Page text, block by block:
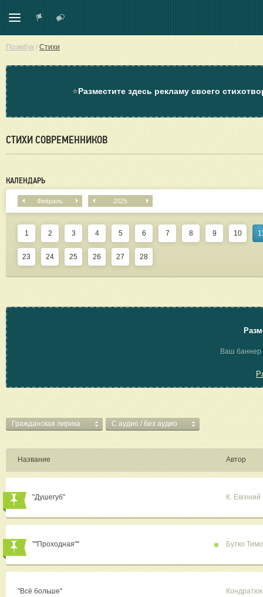
Поэмбук / Стихи
⭐Разместите здесь рекламу своего
СТИХИ СОВРЕМЕННИКОВ
КАЛЕНДАРЬ
Февраль 2025
1 2 3 4 5 6 7 8 9 10
23 24 25 26 27 28
Ваш баннер
Гражданская лирика C аудио / без аудио
Название Автор
"Душегуб" К. Евгений
""Проходная"" Бутко
"Всё больше"